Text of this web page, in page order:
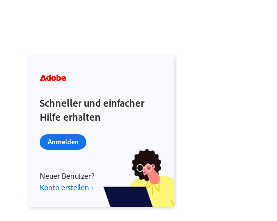
Schneller und einfacher
Hilfe erhalten
Anmelden
Neuer Benutzer?
Konto erstellen ›